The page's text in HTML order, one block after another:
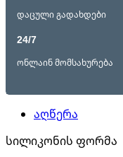
დაცული გადახდები
24/7
ონლაინ მომსახურება
აღწერა
სილიკონის ფორმა